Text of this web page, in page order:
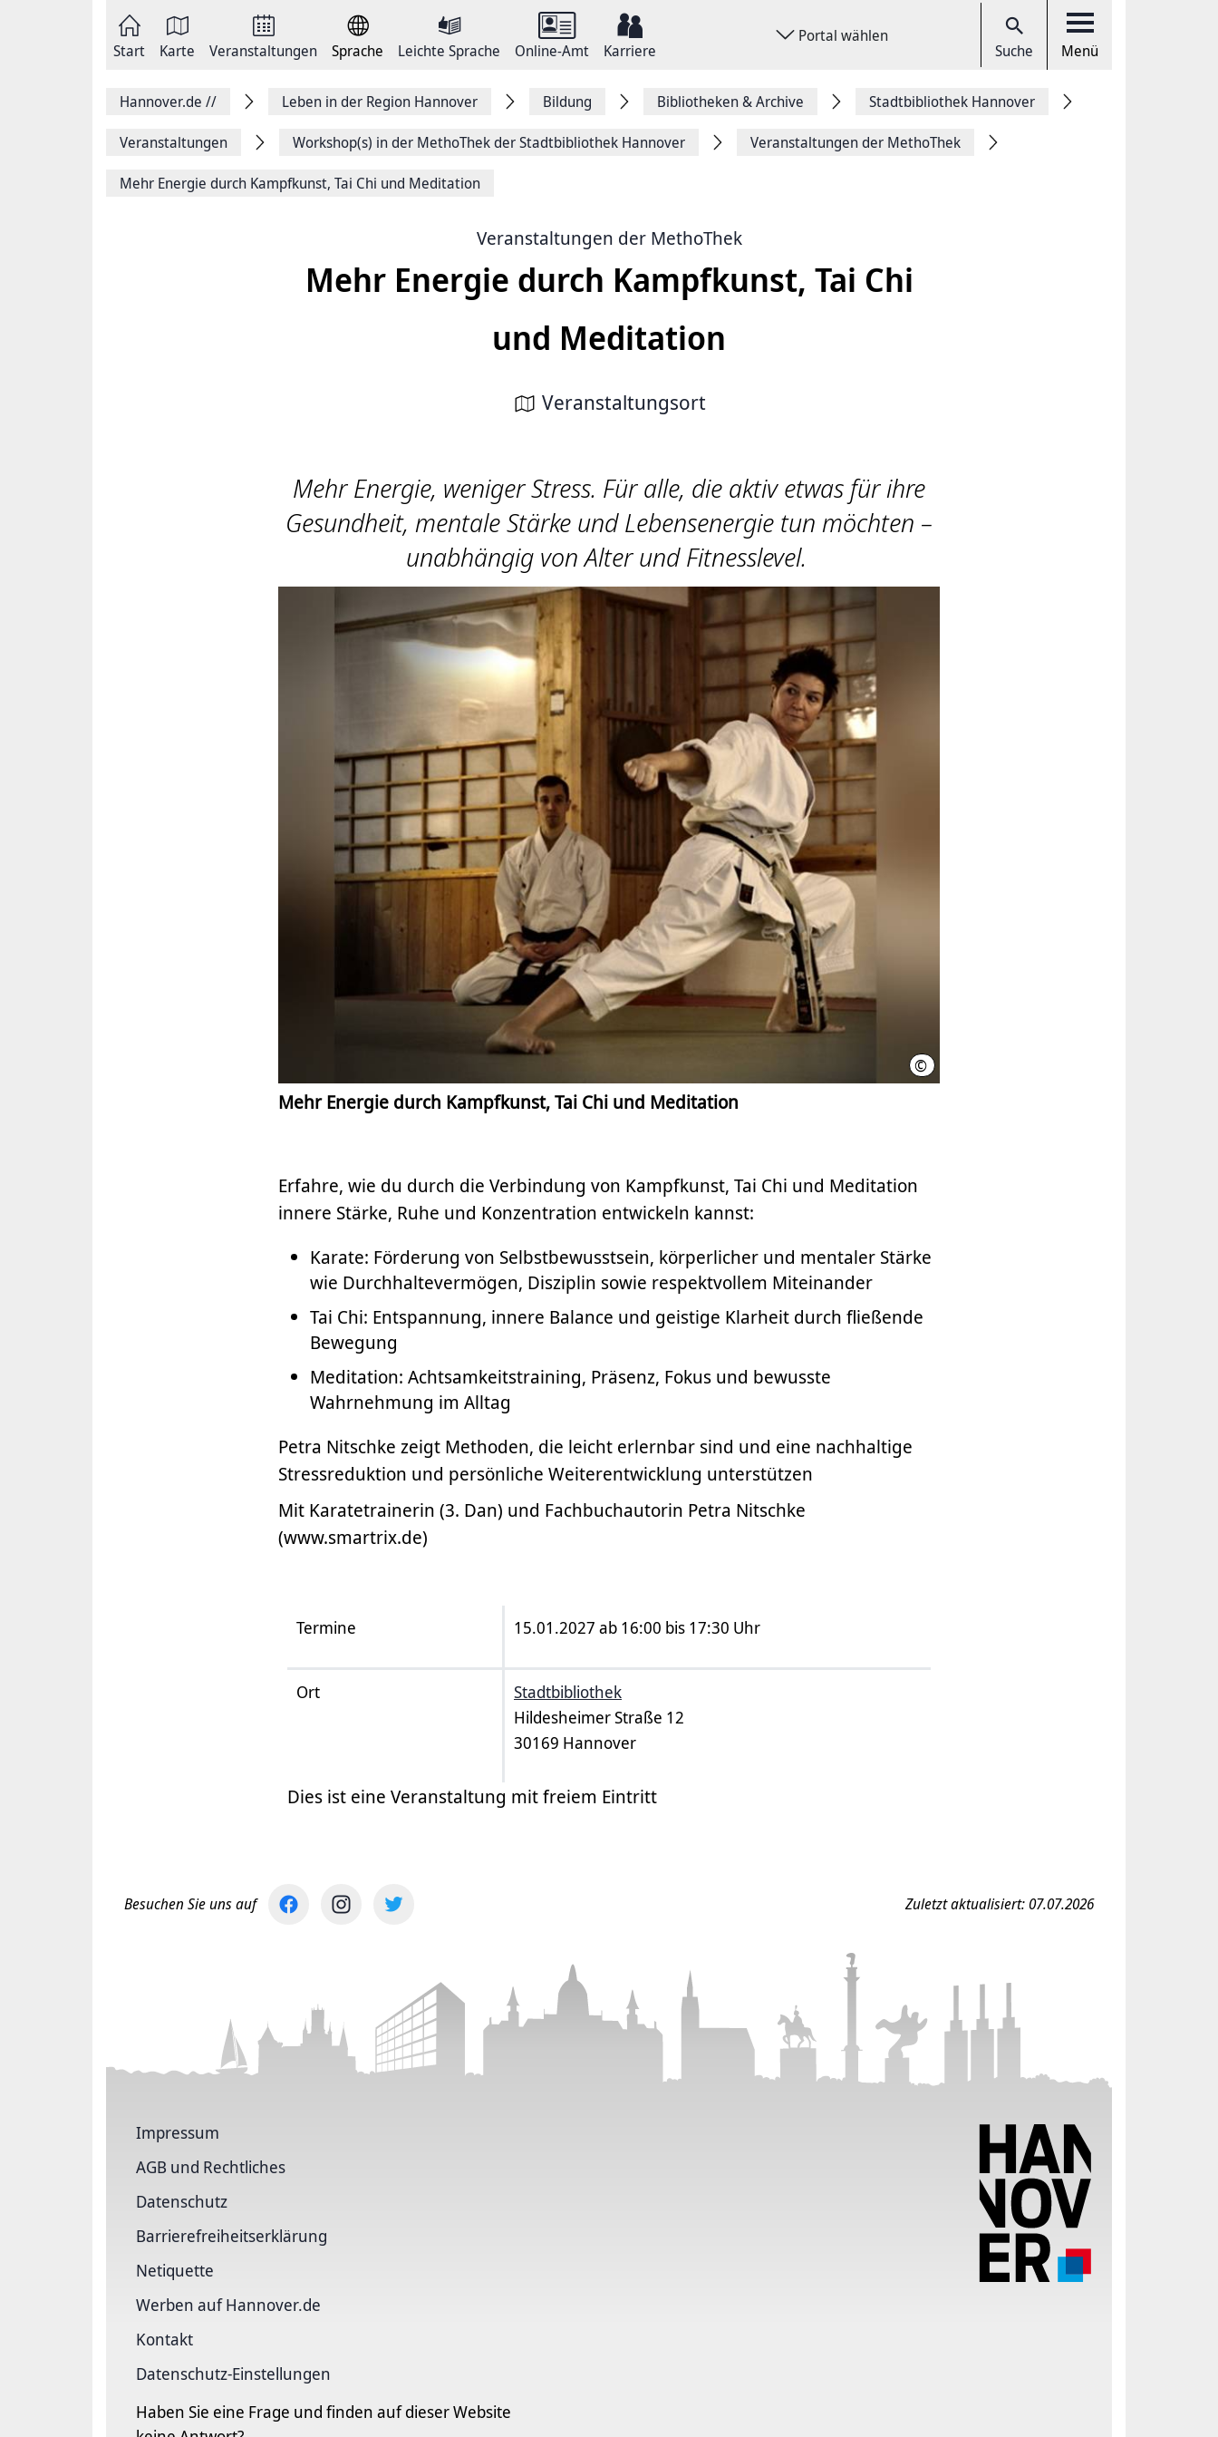
Start Karte Veranstaltungen Sprache Leichte Sprache Online-Amt Karriere
Portal wählen
Suche Menü
Hannover.de // Leben in der Region Hannover Bildung Bibliotheken & Archive Stadtbibliothek Hannover
Veranstaltungen Workshop(s) in der MethoThek der Stadtbibliothek Hannover Veranstaltungen der MethoThek
Mehr Energie durch Kampfkunst, Tai Chi und Meditation
Veranstaltungen der MethoThek
Mehr Energie durch Kampfkunst, Tai Chi
und Meditation
Veranstaltungsort
Mehr Energie, weniger Stress. Für alle, die aktiv etwas für ihre
Gesundheit, mentale Stärke und Lebensenergie tun möchten –
unabhängig von Alter und Fitnesslevel.
© Petra Nitschke
Mehr Energie durch Kampfkunst, Tai Chi und Meditation
Erfahre, wie du durch die Verbindung von Kampfkunst, Tai Chi und Meditation
innere Stärke, Ruhe und Konzentration entwickeln kannst:
Karate: Förderung von Selbstbewusstsein, körperlicher und mentaler Stärke
wie Durchhaltevermögen, Disziplin sowie respektvollem Miteinander
Tai Chi: Entspannung, innere Balance und geistige Klarheit durch fließende
Bewegung
Meditation: Achtsamkeitstraining, Präsenz, Fokus und bewusste
Wahrnehmung im Alltag
Petra Nitschke zeigt Methoden, die leicht erlernbar sind und eine nachhaltige
Stressreduktion und persönliche Weiterentwicklung unterstützen
Mit Karatetrainerin (3. Dan) und Fachbuchautorin Petra Nitschke
(www.smartrix.de)
Termine 15.01.2027 ab 16:00 bis 17:30 Uhr
Ort
Stadtbibliothek
Hildesheimer Straße 12
30169 Hannover
Dies ist eine Veranstaltung mit freiem Eintritt
Besuchen Sie uns auf Zuletzt aktualisiert: 07.07.2026
Impressum
AGB und Rechtliches
Datenschutz
Barriere­freiheits­erklärung
Netiquette
Werben auf Hannover.de
Kontakt
Datenschutz-Einstellungen
Haben Sie eine Frage und finden auf dieser Website